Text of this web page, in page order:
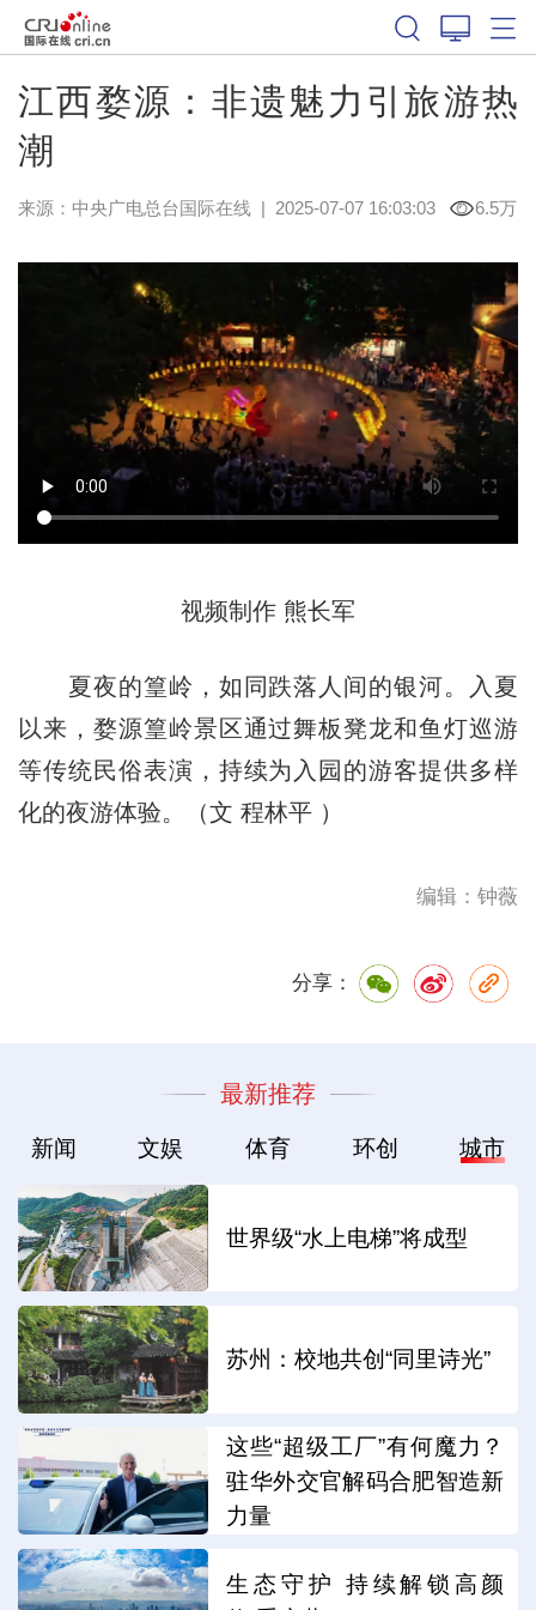
江西婺源：非遗魅力引旅游热
潮
来源：中央广电总台国际在线| 2025-07-07 16:03:03 6.5万
视频制作 熊长军
夏夜的篁岭，如同跌落人间的银河。入夏
以来，婺源篁岭景区通过舞板凳龙和鱼灯巡游
等传统民俗表演，持续为入园的游客提供多样
化的夜游体验。（文 程林平 ）
编辑：钟薇
分享：
最新推荐
新闻 文娱 体育 环创 城市
世界级“水上电梯”将成型
苏州：校地共创“同里诗光”
这些“超级工厂”有何魔力？
驻华外交官解码合肥智造新
力量
生态守护 持续解锁高颜